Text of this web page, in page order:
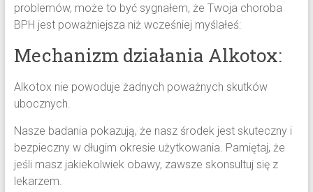
problemów, może to być sygnałem, że Twoja choroba
BPH jest poważniejsza niż wcześniej myślałeś:
Mechanizm działania Alkotox:
Alkotox nie powoduje żadnych poważnych skutków
ubocznych.
Nasze badania pokazują, że nasz środek jest skuteczny i
bezpieczny w długim okresie użytkowania. Pamiętaj, że
jeśli masz jakiekolwiek obawy, zawsze skonsultuj się z
lekarzem.